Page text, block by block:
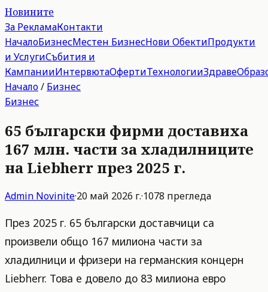
Новините
За РекламаКонтакти
НачалоБизнесМестен БизнесНови ОбектиПродукти
и УслугиСъбития и
КампанииИнтервютаОфертиТехнологииЗдраве
Начало/ Бизнес
Бизнес
65 български фирми доставиха
167 млн. части за хладилниците
на Liebherr през 2025 г.
Admin Novinite·20 май 2026 г.·1078 прегледа
През 2025 г. 65 български доставчици са
произвели общо 167 милиона части за
хладилници и фризери на германския концерн
Liebherr. Това е довело до 83 милиона евро